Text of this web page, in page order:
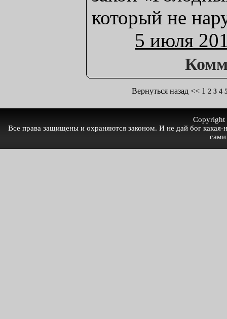
который не
5 июля
Вернуться назад << 1 2 3 4
Все права защищены и охраняются законом. И не дай бог какая-
сами